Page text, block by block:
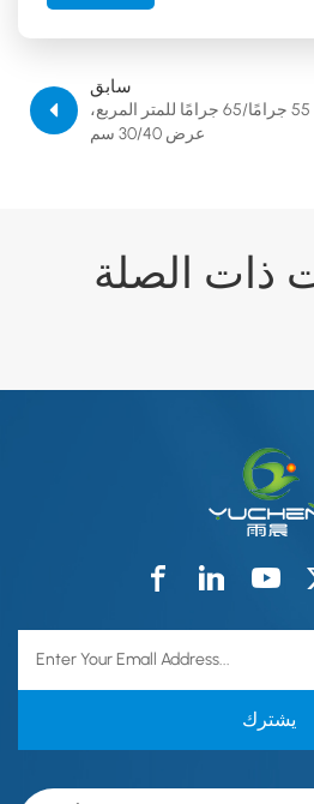
سابق
لفات مناشف ورقية طبية 55 جرامًا/65 جرامًا للمتر المربع،
عرض 30/40 سم
ذات الصلة